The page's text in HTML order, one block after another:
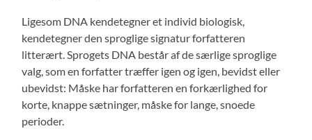
Ligesom DNA kendetegner et individ biologisk,
kendetegner den sproglige signatur forfatteren
litterært. Sprogets DNA består af de særlige sproglige
valg, som en forfatter træffer igen og igen, bevidst eller
ubevidst: Måske har forfatteren en forkærlighed for
korte, knappe sætninger, måske for lange, snoede
perioder.